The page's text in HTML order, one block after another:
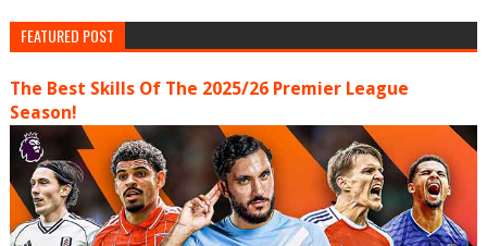
FEATURED POST
The Best Skills Of The 2025/26 Premier League
Season!